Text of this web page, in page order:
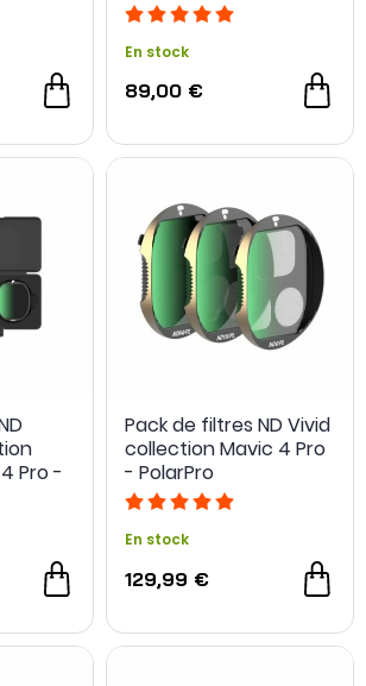
En stock
89,00 €
Pro -
Pack de filtres ND Vivid
collection Mavic 4 Pro
- PolarPro
En stock
129,99 €